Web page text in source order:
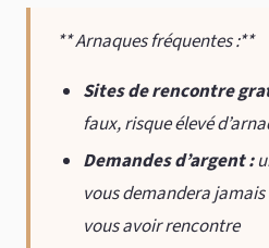
** Arnaques fréquentes :**
Sites de rencontre
faux, risque élevé
Demandes d’argent :
vous demandera
vous avoir rencontre